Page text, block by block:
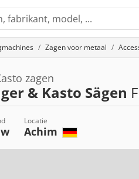
Zagen voor metaal
zagen
& Kasto Sägen
Locatie
Achim